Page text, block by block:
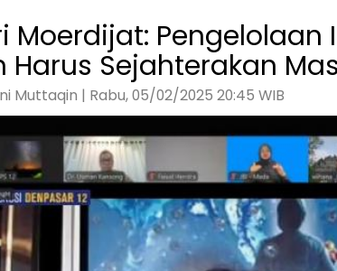
Moerdijat: Pengelolaan
Harus Sejahterakan
Muttaqin | Rabu, 05/02/2025 20:45 WIB